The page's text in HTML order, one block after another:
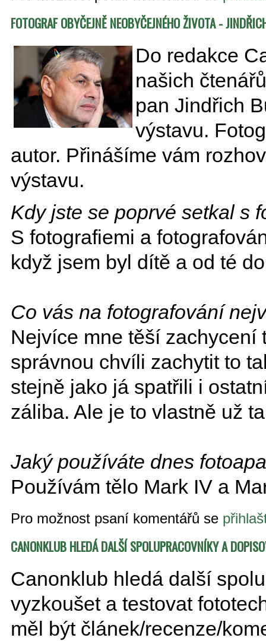
FOTOGRAF OBYČEJNĚ NEOBYČEJNÉHO ŽIVOTA -
Do redakce
našich
pan Jindřich
výstavu.
autor. Přinášíme vám
výstavu.
Kdy jste se poprvé setkal s
S fotografiemi a
když jsem byl dítě a od té
Co vás na fotografování
Nejvíce mne těší zachycení
správnou chvíli zachytit to
stejně jako já spatřili i
záliba. Ale je to vlastně už
Jaký používáte dnes
Používám tělo Mark IV a
Pro možnost psaní komentářů se
CANONKLUB HLEDÁ DALŠÍ SPOLUPRACOVNÍKY A
Canonklub hledá další
vyzkoušet a testovat
měl být článek/recenze/